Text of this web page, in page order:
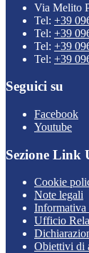
Via Melito
Tel: +39
Tel: +39
Tel: +39
Tel: +39
Seguici su
Facebook
Youtube
Sezione Link
Cookie
Note legali
Informativa
Ufficio
Obiettivi di